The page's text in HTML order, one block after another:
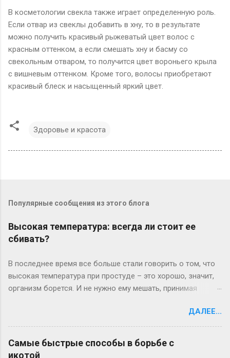
В косметологии свекла также играет определенную роль.
Если отвар из свеклы добавить в хну, то в результате
можно получить красивый рыжеватый цвет волос с
красным оттенком, а если смешать хну и басму со
свекольным отваром, то получится цвет вороньего крыла
с вишневым оттенком. Кроме того, волосы приобретают
красивый блеск и насыщенный яркий цвет.
Здоровье и красота
Популярные сообщения из этого блога
Высокая температура: всегда ли стоит ее
сбивать?
В последнее время все больше стали говорить о том, что
высокая температура при простуде – это хорошо, значит,
организм борется. И не нужно ему мешать, принимая
деле все зависит от состояния больного. Если у него бред,
судороги, сильная головная боль, жаропонижающие
средства необходимы. Причем подъем температуры
проходит у каждого индивидуально: одни сразу реагируют
ДАЛЕЕ...
Самые быстрые способы в борьбе с
икотой